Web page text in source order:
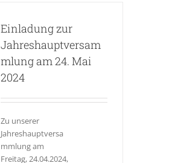
Einladung zur
Jahreshauptversam
mlung am 24. Mai
2024
Zu unserer
Jahreshauptversa
mmlung am
Freitag, 24.04.2024,